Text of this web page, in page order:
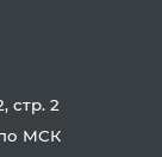
стр. 2
МСК